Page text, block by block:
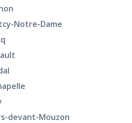
Notre-Dame
devant-Mouzon